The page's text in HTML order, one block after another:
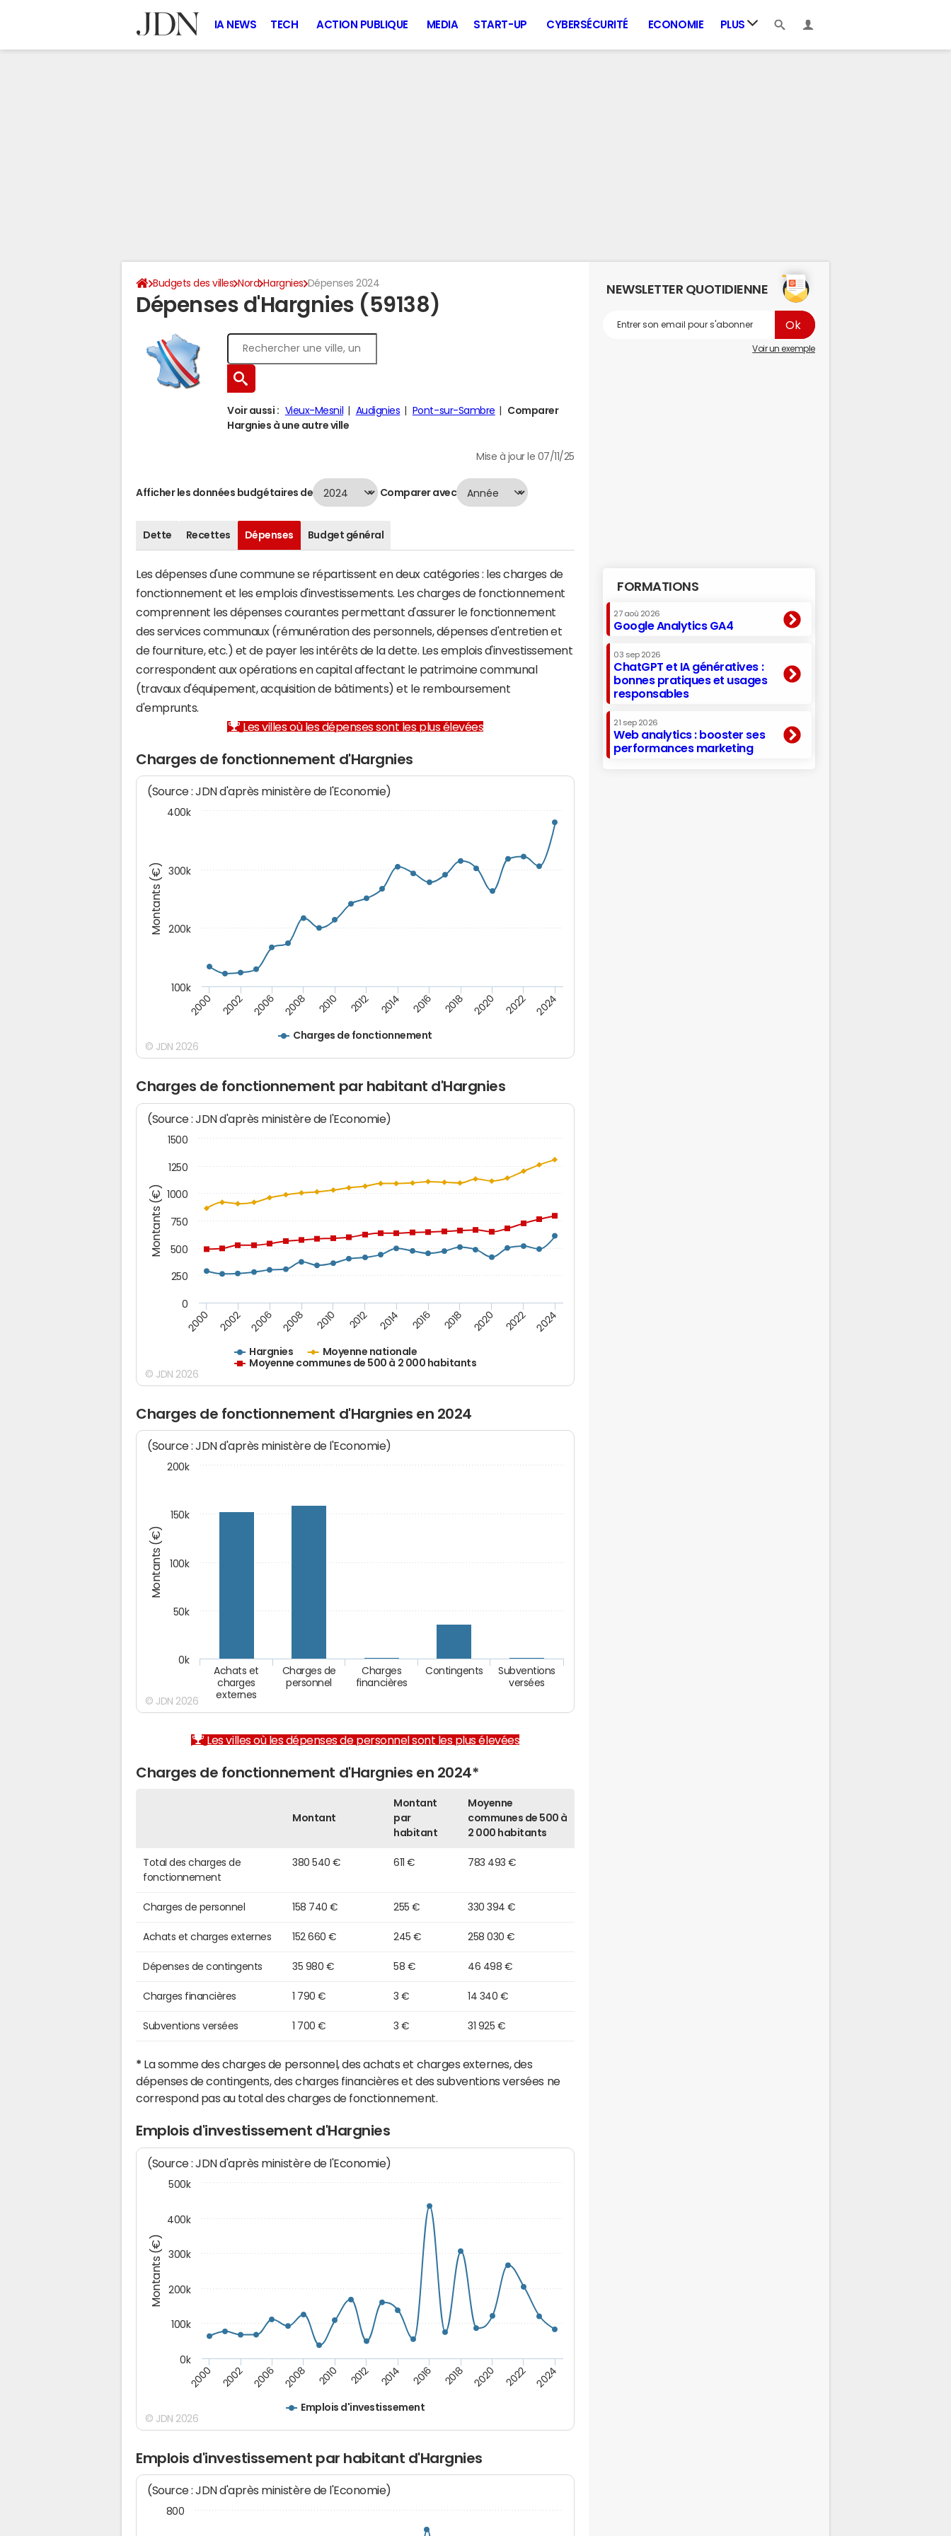
IA NEWS TECH ACTION PUBLIQUE MEDIA START-UP CYBERSÉCURITÉ ECONOMIE PLUS
Budgets des villes Nord Hargnies Dépenses 2024
Dépenses d'Hargnies (59138)
Voir aussi : Vieux-Mesnil Audignies Pont-sur-Sambre
Comparer
Hargnies à une autre ville
Mise à jour le 07/11/25
Afficher les données budgétaires de Comparer avec
Dette Recettes Dépenses Budget général
Les dépenses d'une commune se répartissent en deux catégories : les charges de
fonctionnement et les emplois d'investissements. Les charges de fonctionnement
comprennent les dépenses courantes permettant d'assurer le fonctionnement
des services communaux (rémunération des personnels, dépenses d'entretien et
de fourniture, etc.) et de payer les intérêts de la dette. Les emplois d'investissement
correspondent aux opérations en capital affectant le patrimoine communal
(travaux d'équipement, acquisition de bâtiments) et le remboursement
d'emprunts.
Les villes où les dépenses sont les plus élevées
Charges de fonctionnement d'Hargnies
Montants (€)
(Source : JDN d'après ministère de l'Economie)
Charges de fonctionnement
2000 2002 2006 2008 2010 2012 2014 2016 2018 2020 2022 2024
100k
200k
300k
400k
© JDN 2026
Charges de fonctionnement par habitant d'Hargnies
Montants (€)
(Source : JDN d'après ministère de l'Economie)
Hargnies
Moyenne nationale
Moyenne communes de 500 à 2 000 habitants
2000 2002 2006 2008 2010 2012 2014 2016 2018 2020 2022 2024
0
250
500
750
1000
1250
1500
© JDN 2026
Charges de fonctionnement d'Hargnies en 2024
Montants (€)
(Source : JDN d'après ministère de l'Economie)
Achats et
charges
externes
Charges de
personnel
Charges
financières
Contingents
Subventions
versées
0k
50k
100k
150k
200k
© JDN 2026
Les villes où les dépenses de personnel sont les plus élevées
Charges de fonctionnement d'Hargnies en 2024*
Montant
Montant
par
habitant
Moyenne
communes de 500 à
2 000 habitants
Total des charges de
fonctionnement
380 540 € 611 € 783 493 €
Charges de personnel 158 740 € 255 € 330 394 €
Achats et charges externes 152 660 € 245 € 258 030 €
Dépenses de contingents 35 980 € 58 € 46 498 €
Charges financières 1 790 € 3 € 14 340 €
Subventions versées 1 700 € 3 € 31 925 €
* La somme des charges de personnel, des achats et charges externes, des
dépenses de contingents, des charges financières et des subventions versées ne
correspond pas au total des charges de fonctionnement.
Emplois d'investissement d'Hargnies
Montants (€)
(Source : JDN d'après ministère de l'Economie)
Emplois d'investissement
2000 2002 2006 2008 2010 2012 2014 2016 2018 2020 2022 2024
0k
100k
200k
300k
400k
500k
© JDN 2026
Emplois d'investissement par habitant d'Hargnies
(Source : JDN d'après ministère de l'Economie)
800
NEWSLETTER QUOTIDIENNE
Voir un exemple
FORMATIONS
27 aoû 2026
Google Analytics GA4
03 sep 2026
ChatGPT et IA génératives :
bonnes pratiques et usages
responsables
21 sep 2026
Web analytics : booster ses
performances marketing